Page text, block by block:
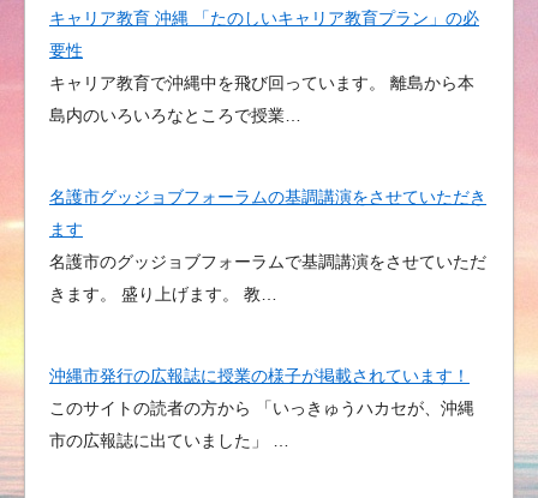
キャリア教育 沖縄 「たのしいキャリア教育プラン」の必
要性
キャリア教育で沖縄中を飛び回っています。 離島から本
島内のいろいろなところで授業…
名護市グッジョブフォーラムの基調講演をさせていただき
ます
名護市のグッジョブフォーラムで基調講演をさせていただ
きます。 盛り上げます。 教…
沖縄市発行の広報誌に授業の様子が掲載されています！
このサイトの読者の方から 「いっきゅうハカセが、沖縄
市の広報誌に出ていました」 …